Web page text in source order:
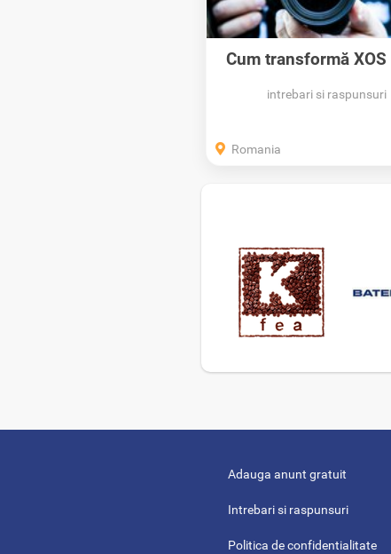
Cum transformă
intrebari si raspunsuri
Romania
Adauga anunt gratuit
Intrebari si raspunsuri
Politica de confidentialitate